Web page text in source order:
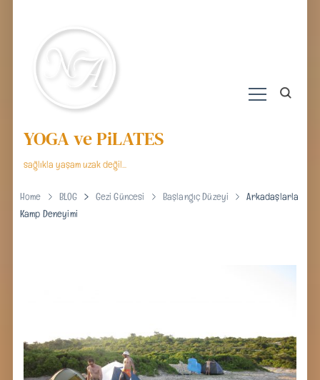
YOGA ve PiLATES
sağlıkla yaşam uzak değil…
Home BLOG Gezi Güncesi Başlangıç Düzeyi
Arkadaşlarla
Kamp Deneyimi